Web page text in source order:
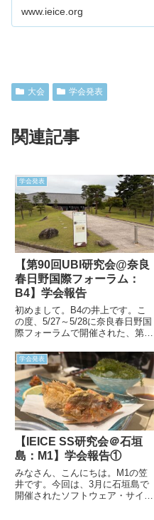
www.ieice.org
大会 学会発表
関連記事
学会発表
【第90回UBI研究会@奈良
春日野国際フォーラム：
B4】学会報告
初めまして。B4の井上です。こ
の度、5/27～5/28に奈良春日野国
際フォーラムで開催された、第
ターセッションに参加したことを
報告させていただきます。背景私
は現在、株式会社AGRI-PASSの
シ...
学会発表
【IEICE SS研究会＠石垣
島：M1】学会報告①
みなさん、こんにちは。M1の笠
井です。今回は、3月に石垣島で
開催されたソフトウェア・サイエ